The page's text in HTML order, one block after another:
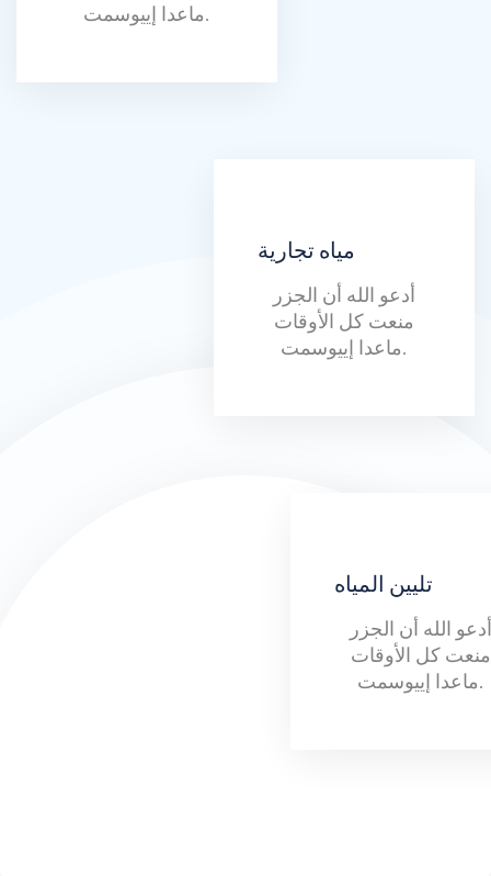
ماعدا إييوسمت.
مياه تجارية
أدعو الله أن الجزر
منعت كل الأوقات
ماعدا إييوسمت.
تليين المياه
أدعو الله أن الجزر
منعت كل الأوقات
ماعدا إييوسمت.